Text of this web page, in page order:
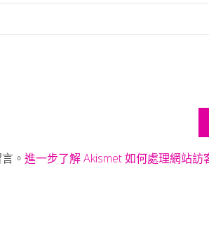
。進一步了解 Akismet 如何處理網站訪